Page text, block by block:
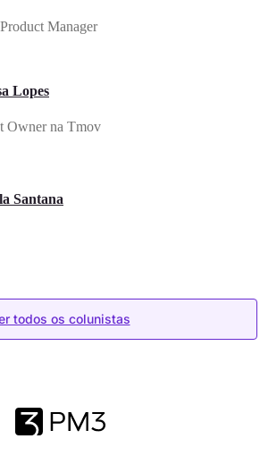
Manager
Lopes
Owner na Tmov
Santana
todos os colunistas